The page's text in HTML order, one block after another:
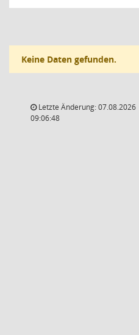
Keine Daten gefunden.
Letzte Änderung: 07.08.2026
09:06:48